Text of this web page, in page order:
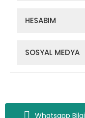
Whatsapp Bilgi
HESABIM
SOSYAL MEDYA